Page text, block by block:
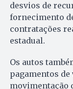
desvios de
fornecimento
contratações
estadual.
Os autos
pagamentos
movimentação